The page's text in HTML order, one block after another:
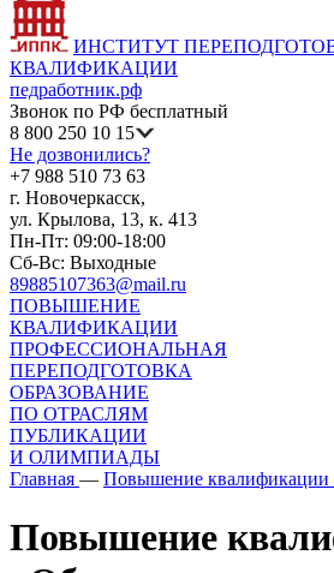
ИНСТИТУТ
КВАЛИФИКАЦИИ
педработник.рф
Звонок по РФ бесплатный
8 800 250 10 15
Не дозвонились?
+7 988 510 73 63
г. Новочеркасск,
ул. Крылова, 13, к. 413
Пн-Пт: 09:00-18:00
Сб-Вс: Выходные
89885107363@mail.ru
ПОВЫШЕНИЕ
КВАЛИФИКАЦИИ
ПРОФЕССИОНАЛЬНАЯ
ПЕРЕПОДГОТОВКА
ОБРАЗОВАНИЕ
ПО ОТРАСЛЯМ
ПУБЛИКАЦИИ
И ОЛИМПИАДЫ
Главная — Повышение квалификации
Повышение